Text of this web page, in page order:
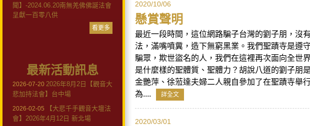
聞】-2024.06.20南無羌佛佛誕法會
呈獻一百零八供
看更多
最新活動訊息
2026-07-20 2026年8月2日【觀音大
悲加持法會】台中場
2026-02-05
【大悲千手觀音大壇法
會】2026年4月12日 新北場
2020/10/06
懸賞聲明
最近一段時間，這位網路騙子台灣的劉子朋，沒
法，滿嘴噴糞，造下無窮黑業。我們聖蹟寺是遵
騙眾，欺世盜名的人，我們在這裡再次面向全世
是什麼樣的聖體質、聖體力？胡說八道的劉子朋
金艷萍、徐蒞達夫婦二人親自參加了在聖蹟寺舉
為....
詳全文
2020/03/01